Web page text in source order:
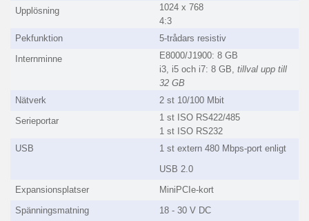
Upplösning
1024 x 768
4:3
Pekfunktion
5-trådars resistiv
Internminne
E8000/J1900: 8 GB
i3, i5 och i7: 8 GB, tillval upp till
32 GB
Nätverk
2 st 10/100 Mbit
Serieportar
1 st ISO RS422/485
1 st ISO RS232
USB
1 st extern 480 Mbps-port enligt
USB 2.0
Expansionsplatser
MiniPCIe-kort
Spänningsmatning
18 - 30 V DC